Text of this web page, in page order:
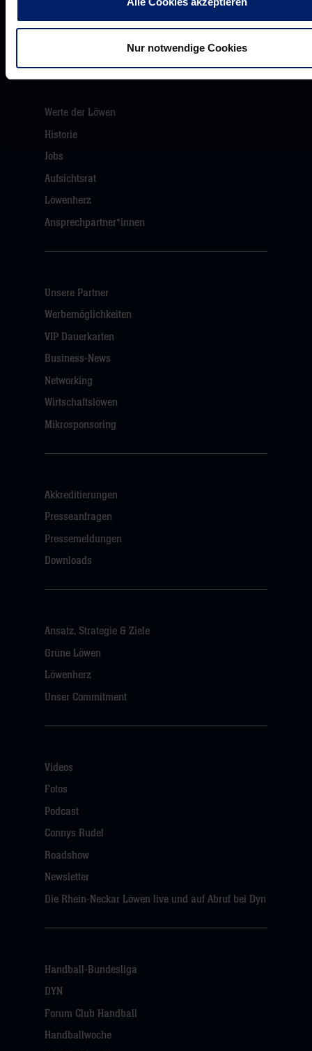
Nur notwendige Cookies
Rhein-Neckar Löwen GmbH
Werte der Löwen
Historie
Jobs
Aufsichtsrat
Löwenherz
Ansprechpartner*innen
Unsere Partner
Werbemöglichkeiten
VIP Dauerkarten
Business-News
Networking
Wirtschaftslöwen
Mikrosponsoring
Akkreditierungen
Presseanfragen
Pressemeldungen
Downloads
Ansatz, Strategie & Ziele
Grüne Löwen
Löwenherz
Unser Commitment
Videos
Fotos
Podcast
Connys Rudel
Roadshow
Newsletter
Die Rhein-Neckar Löwen live und auf Abruf bei Dyn
Handball-Bundesliga
DYN
Forum Club Handball
Handballwoche